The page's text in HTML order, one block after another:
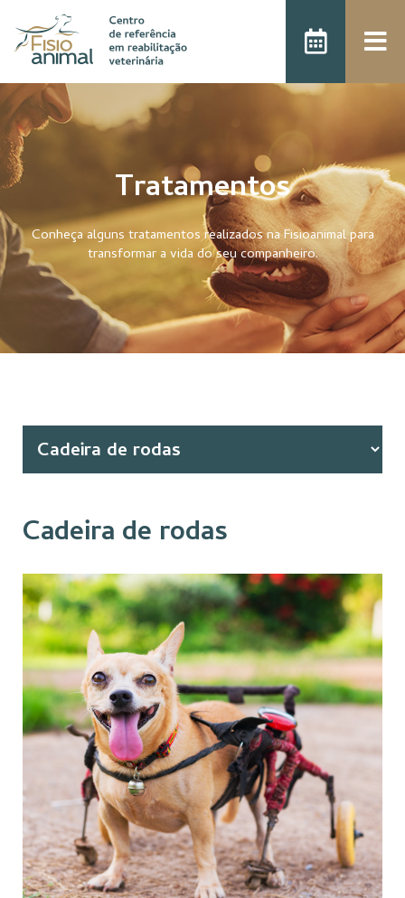
Tratamentos
Conheça alguns tratamentos realizados na Fisioanimal para
transformar a vida do seu companheiro.
Cadeira de rodas